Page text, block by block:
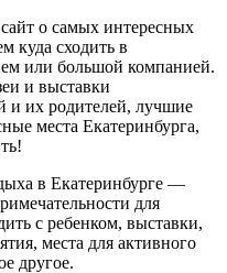
о самых интересных
куда сходить в
или большой компанией.
и выставки
и их родителей, лучшие
места Екатеринбурга,
в Екатеринбурге —
для
с ребенком, выставки,
места для активного
другое.